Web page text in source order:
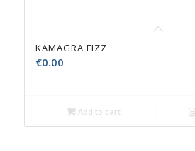
KAMAGRA FIZZ
€0.00
Add to cart